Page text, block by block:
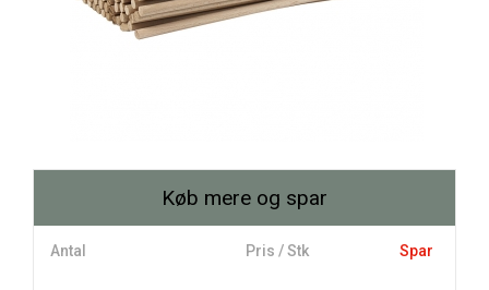
Køb mere og spar
Antal Pris / Stk Spar